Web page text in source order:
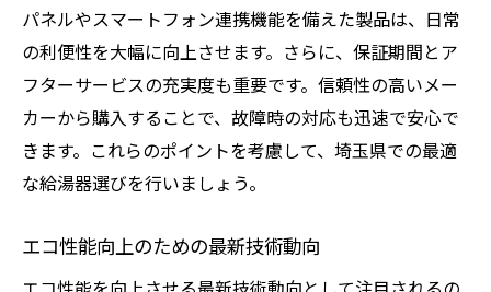
パネルやスマートフォン連携機能を備えた製品は、日常
の利便性を大幅に向上させます。さらに、保証期間とア
フターサービスの充実度も重要です。信頼性の高いメー
カーから購入することで、故障時の対応も迅速で安心で
きます。これらのポイントを考慮して、埼玉県での最適
な給湯器選びを行いましょう。
エコ性能向上のための最新技術動向